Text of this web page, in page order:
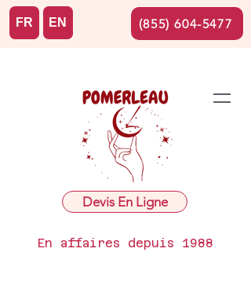
Devis En Ligne
En affaires depuis 1988
FR EN (855) 604-5477